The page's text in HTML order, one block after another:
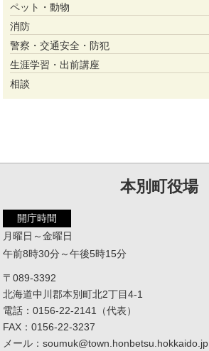
ペット・動物
消防
警察・交通安全・防犯
生涯学習・出前講座
相談
本別町役場
開庁時間
月曜日～金曜日
午前8時30分～午後5時15分
〒089-3392
北海道中川郡本別町北2丁目4-1
電話：0156-22-2141（代表）
FAX：0156-22-3237
メール：soumuk@town.honbetsu.hokkaido.jp